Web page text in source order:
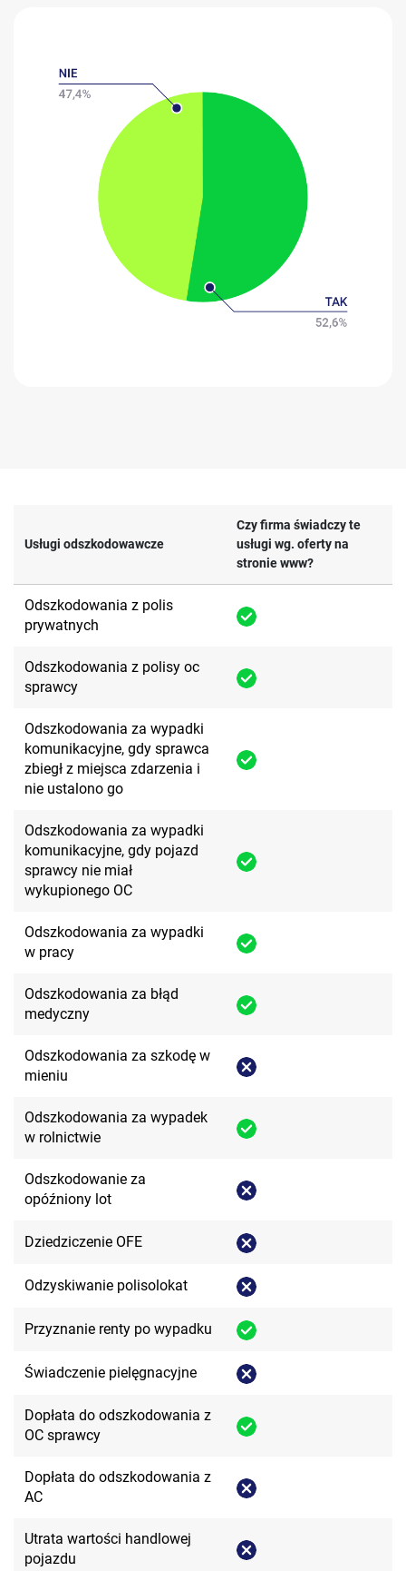
Usługi odszkodowawcze
Czy firma świadczy te
usługi wg. oferty na
stronie www?
Odszkodowania z polis
prywatnych
Odszkodowania z polisy oc
sprawcy
Odszkodowania za wypadki
komunikacyjne, gdy sprawca
zbiegł z miejsca zdarzenia i
nie ustalono go
Odszkodowania za wypadki
komunikacyjne, gdy pojazd
sprawcy nie miał
wykupionego OC
Odszkodowania za wypadki
w pracy
Odszkodowania za błąd
medyczny
Odszkodowania za szkodę w
mieniu
Odszkodowania za wypadek
w rolnictwie
Odszkodowanie za
opóźniony lot
Dziedziczenie OFE
Odzyskiwanie polisolokat
Przyznanie renty po wypadku
Świadczenie pielęgnacyjne
Dopłata do odszkodowania z
OC sprawcy
Dopłata do odszkodowania z
AC
Utrata wartości handlowej
pojazdu